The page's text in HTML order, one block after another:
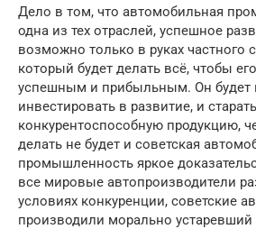
Дело в том, что автомобильная
одна из тех отраслей, успешное
возможно только в руках частного
который будет делать всё, чтобы
успешным и прибыльным. Он будет
инвестировать в развитие, и
конкурентоспособную продукцию,
делать не будет и советская
промышленность яркое
все мировые автопроизводители
условиях конкуренции, советские
производили морально